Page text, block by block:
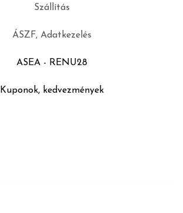
Szállítás
ÁSZF, Adatkezelés
ASEA - RENU28
Kuponok, kedvezmények